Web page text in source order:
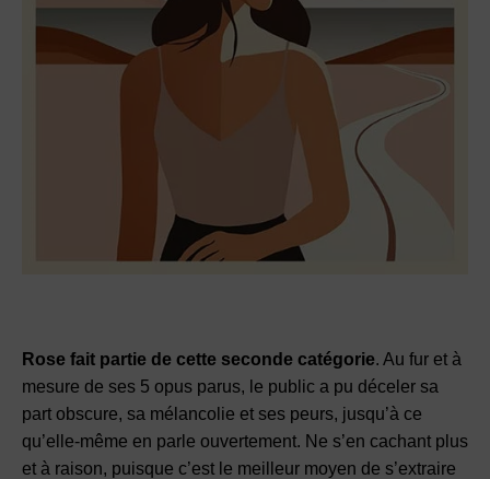
Rose fait partie de cette seconde catégorie. Au fur et à
mesure de ses 5 opus parus, le public a pu déceler sa
part obscure, sa mélancolie et ses peurs, jusqu’à ce
qu’elle-même en parle ouvertement. Ne s’en cachant plus
et à raison, puisque c’est le meilleur moyen de s’extraire